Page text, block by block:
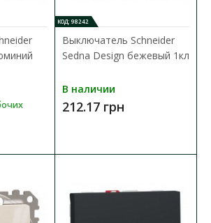
В сравнения
КОД: 98242
Выключатель Schneider
Sedna Design бежевый 1кл
В наличии
212.17 грн